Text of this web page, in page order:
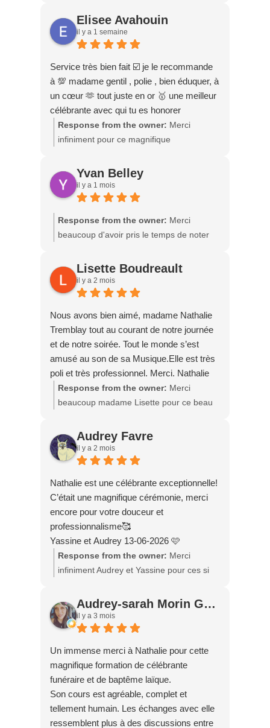
profondément et me rappellent pourquoi
j'aime tant accompagner les couples dans
l'un des plus beaux moments de leur vie.
votre mariage et de partager cette
journée remplie d'amour, d'émotion et de
bonheur avec vous. Je vous souhaite une
vie à deux remplie de complicité, de rires
et de merveilleux souvenirs. Merci de
m'avoir accordé votre confiance. Au plaisir
Elisee Avahouin
il y a 1 semaine
Service très bien fait ☑️ je le recommande
à 💯 madame gentil , polie , bien éduquer, à
un cœur 🫶 tout juste en or 🥇 une meilleur
célébrante avec qui tu es honorer
Response from the owner: Merci
infiniment pour ce magnifique
profondément et me vont droit au cœur.
C'est un immense privilège pour moi de
pouvoir accompagner les personnes dans
avec respect, bienveillance et authenticité.
Merci pour votre confiance et pour cette si
revoir un jour. 🌹
Yvan Belley
il y a 1 mois
Response from the owner: Merci
beaucoup d'avoir pris le temps de noter
Beaucoup de bonheur au merveilleux
couple que vous formez.
Lisette Boudreault
il y a 2 mois
Nous avons bien aimé, madame Nathalie
Tremblay tout au courant de notre journée
et de notre soirée. Tout le monde s’est
amusé au son de sa Musique.Elle est très
poli et très professionnel. Merci. Nathalie
Response from the owner: Merci
beaucoup madame Lisette pour ce beau
d'apprendre que vous avez apprécié votre
journée et votre soirée. Savoir que les
invités se sont amusés et que la musique
est pour moi la plus belle des
récompenses. Merci pour votre confiance,
votre gentillesse et vos bons mots
concernant mon professionnalisme. Ce fut
un véritable plaisir de faire partie de ce
moment spécial avec vous. Je vous
souhaite beaucoup de bonheur et de
venir. ✨ Au plaisir de vous revoir, Nathalie
Tremblay 🌷
Audrey Favre
il y a 2 mois
Nathalie est une célébrante exceptionnelle!
C’était une magnifique cérémonie, merci
encore pour votre douceur et
professionnalisme🥰
Yassine et Audrey 13-06-2026 🩷
Response from the owner: Merci
infiniment Audrey et Yassine pour ces si
privilège de célébrer votre mariage et de
partager avec vous cette journée remplie
d'amour, d'émotions et de bonheur. Votre
cette cérémonie unique et mémorable. Je
vous souhaite une vie à deux remplie de
tendresse, de rires, de projets et de
merveilleux souvenirs à construire
ensemble. Merci pour votre confiance, et
Audrey-sarah Morin Gaillardetz
il y a 3 mois
Un immense merci à Nathalie pour cette
magnifique formation de célébrante
funéraire et de baptême laïque.
Son cours est agréable, complet et
tellement humain. Les échanges avec elle
ressemblent plus à des discussions entre